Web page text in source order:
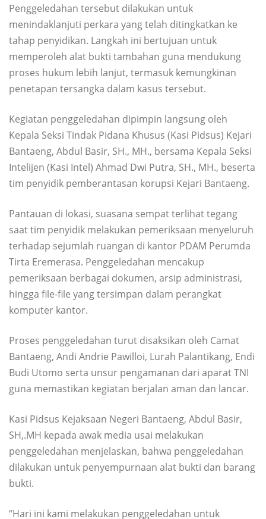
Penggeledahan tersebut dilakukan untuk
menindaklanjuti perkara yang telah ditingkatkan ke
tahap penyidikan. Langkah ini bertujuan untuk
memperoleh alat bukti tambahan guna mendukung
proses hukum lebih lanjut, termasuk kemungkinan
penetapan tersangka dalam kasus tersebut.
Kegiatan penggeledahan dipimpin langsung oleh
Kepala Seksi Tindak Pidana Khusus (Kasi Pidsus) Kejari
Bantaeng, Abdul Basir, SH., MH., bersama Kepala Seksi
Intelijen (Kasi Intel) Ahmad Dwi Putra, SH., MH., beserta
tim penyidik pemberantasan korupsi Kejari Bantaeng.
Pantauan di lokasi, suasana sempat terlihat tegang
saat tim penyidik melakukan pemeriksaan menyeluruh
terhadap sejumlah ruangan di kantor PDAM Perumda
Tirta Eremerasa. Penggeledahan mencakup
pemeriksaan berbagai dokumen, arsip administrasi,
hingga file-file yang tersimpan dalam perangkat
komputer kantor.
Proses penggeledahan turut disaksikan oleh Camat
Bantaeng, Andi Andrie Pawilloi, Lurah Palantikang, Endi
Budi Utomo serta unsur pengamanan dari aparat TNI
guna memastikan kegiatan berjalan aman dan lancar.
Kasi Pidsus Kejaksaan Negeri Bantaeng, Abdul Basir,
SH,.MH kepada awak media usai melakukan
penggeledahan menjelaskan, bahwa penggeledahan
dilakukan untuk penyempurnaan alat bukti dan barang
bukti.
“Hari ini kami melakukan penggeledahan untuk